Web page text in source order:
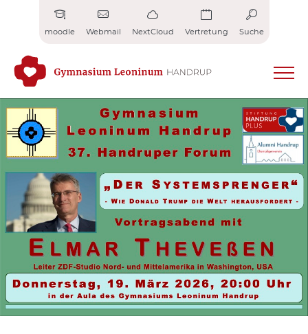
moodle Webmail NextCloud Vertretung Suche